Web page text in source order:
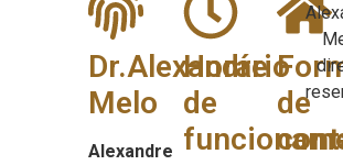
Dr.Alexandre
Melo
Alexandre
Horário
de
de